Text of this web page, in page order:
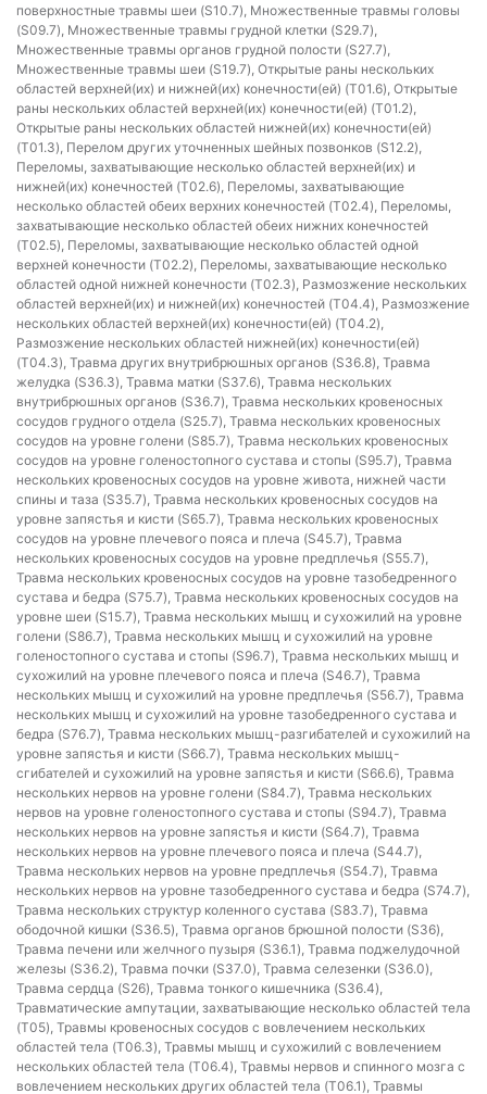
поверхностные травмы шеи (S10.7), Множественные травмы головы
(S09.7), Множественные травмы грудной клетки (S29.7),
Множественные травмы органов грудной полости (S27.7),
Множественные травмы шеи (S19.7), Открытые раны нескольких
областей верхней(их) и нижней(их) конечности(ей) (T01.6), Открытые
раны нескольких областей верхней(их) конечности(ей) (T01.2),
Открытые раны нескольких областей нижней(их) конечности(ей)
(T01.3), Перелом других уточненных шейных позвонков (S12.2),
Переломы, захватывающие несколько областей верхней(их) и
нижней(их) конечностей (T02.6), Переломы, захватывающие
несколько областей обеих верхних конечностей (T02.4), Переломы,
захватывающие несколько областей обеих нижних конечностей
(T02.5), Переломы, захватывающие несколько областей одной
верхней конечности (T02.2), Переломы, захватывающие несколько
областей одной нижней конечности (T02.3), Размозжение нескольких
областей верхней(их) и нижней(их) конечностей (T04.4), Размозжение
нескольких областей верхней(их) конечности(ей) (T04.2),
Размозжение нескольких областей нижней(их) конечности(ей)
(T04.3), Травма других внутрибрюшных органов (S36.8), Травма
желудка (S36.3), Травма матки (S37.6), Травма нескольких
внутрибрюшных органов (S36.7), Травма нескольких кровеносных
сосудов грудного отдела (S25.7), Травма нескольких кровеносных
сосудов на уровне голени (S85.7), Травма нескольких кровеносных
сосудов на уровне голеностопного сустава и стопы (S95.7), Травма
нескольких кровеносных сосудов на уровне живота, нижней части
спины и таза (S35.7), Травма нескольких кровеносных сосудов на
уровне запястья и кисти (S65.7), Травма нескольких кровеносных
сосудов на уровне плечевого пояса и плеча (S45.7), Травма
нескольких кровеносных сосудов на уровне предплечья (S55.7),
Травма нескольких кровеносных сосудов на уровне тазобедренного
сустава и бедра (S75.7), Травма нескольких кровеносных сосудов на
уровне шеи (S15.7), Травма нескольких мышц и сухожилий на уровне
голени (S86.7), Травма нескольких мышц и сухожилий на уровне
голеностопного сустава и стопы (S96.7), Травма нескольких мышц и
сухожилий на уровне плечевого пояса и плеча (S46.7), Травма
нескольких мышц и сухожилий на уровне предплечья (S56.7), Травма
нескольких мышц и сухожилий на уровне тазобедренного сустава и
бедра (S76.7), Травма нескольких мышц-разгибателей и сухожилий на
уровне запястья и кисти (S66.7), Травма нескольких мышц-
сгибателей и сухожилий на уровне запястья и кисти (S66.6), Травма
нескольких нервов на уровне голени (S84.7), Травма нескольких
нервов на уровне голеностопного сустава и стопы (S94.7), Травма
нескольких нервов на уровне запястья и кисти (S64.7), Травма
нескольких нервов на уровне плечевого пояса и плеча (S44.7),
Травма нескольких нервов на уровне предплечья (S54.7), Травма
нескольких нервов на уровне тазобедренного сустава и бедра (S74.7),
Травма нескольких структур коленного сустава (S83.7), Травма
ободочной кишки (S36.5), Травма органов брюшной полости (S36),
Травма печени или желчного пузыря (S36.1), Травма поджелудочной
железы (S36.2), Травма почки (S37.0), Травма селезенки (S36.0),
Травма сердца (S26), Травма тонкого кишечника (S36.4),
Травматические ампутации, захватывающие несколько областей тела
(T05), Травмы кровеносных сосудов с вовлечением нескольких
областей тела (T06.3), Травмы мышц и сухожилий с вовлечением
нескольких областей тела (T06.4), Травмы нервов и спинного мозга с
вовлечением нескольких других областей тела (T06.1), Травмы